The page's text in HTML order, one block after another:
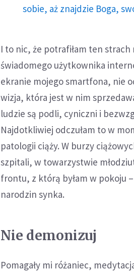
sobie, aż znajdzie Boga,
I to nic, że potrafiłam ten
świadomego użytkownika
ekranie mojego smartfona, nie
wizja, która jest w nim
ludzie są podli, cyniczni i
Najdotkliwiej odczułam to w
patologii ciąży. W burzy
szpitali, w towarzystwie
frontu, z którą byłam w pokoju
narodzin synka.
Nie demonizuj
Pomagały mi różaniec,